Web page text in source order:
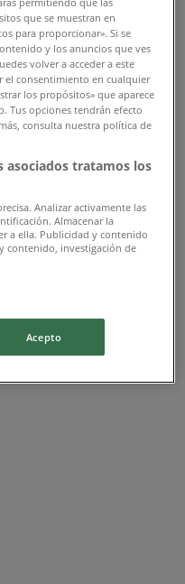
que se muestran en
para proporcionar». Si se
y los anuncios que ves
volver a acceder a este
el consentimiento en cualquier
los propósitos» que aparece
Tus opciones tendrán efecto
consulta nuestra política de
asociados tratamos los
Analizar activamente las
Almacenar la
a ella. Publicidad y contenido
contenido, investigación de
Acepto